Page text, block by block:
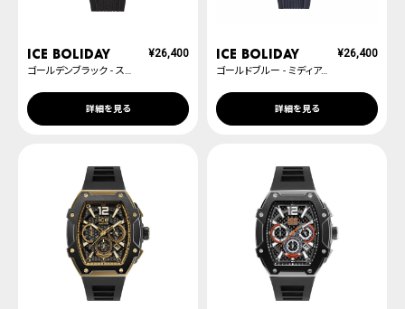
ICE boliday
ゴールデンブラック - スモール
¥26,400
詳細を見る
ICE boliday
ゴールドブルー - ミディアム
¥26,400
詳細を見る